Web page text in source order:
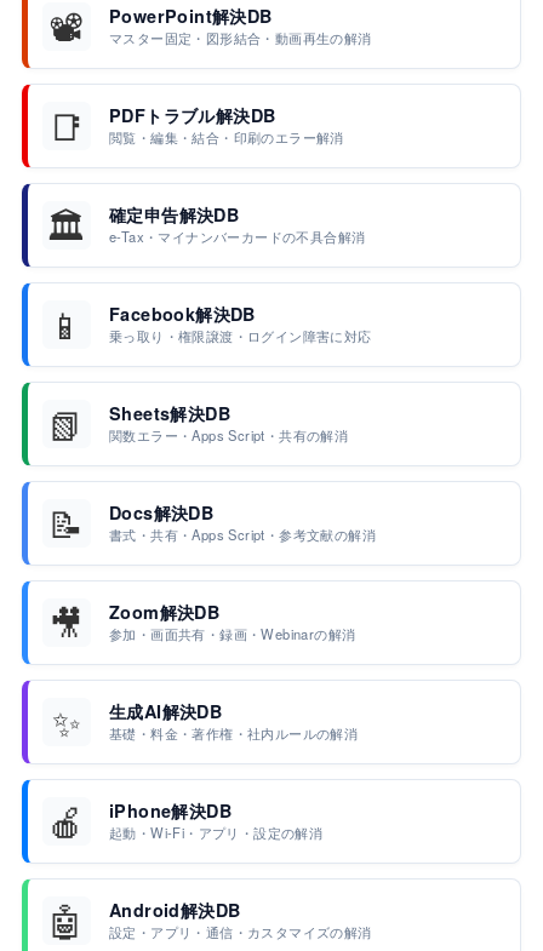
📽️ PowerPoint解決DB
マスター固定・図形結合・動画再生の解消
📑 PDFトラブル解決DB
閲覧・編集・結合・印刷のエラー解消
🏛️ 確定申告解決DB
e-Tax・マイナンバーカードの不具合解消
📱 Facebook解決DB
乗っ取り・権限譲渡・ログイン障害に対応
📗 Sheets解決DB
関数エラー・Apps Script・共有の解消
📝 Docs解決DB
書式・共有・Apps Script・参考文献の解消
🎥 Zoom解決DB
参加・画面共有・録画・Webinarの解消
✨ 生成AI解決DB
基礎・料金・著作権・社内ルールの解消
🍎 iPhone解決DB
起動・Wi-Fi・アプリ・設定の解消
🤖 Android解決DB
設定・アプリ・通信・カスタマイズの解消